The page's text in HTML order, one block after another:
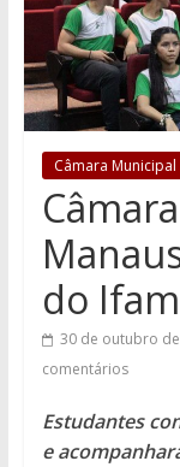
Câmara
do
30 de outubro
comentários
Estudantes
e